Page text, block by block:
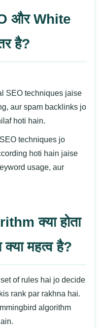
और White
है?
SEO techniques jaise
aur spam backlinks jo
hoti hain.
techniques jo
hoti hain jaise
usage, aur
क्या होता
महत्व है?
of rules hai jo decide
rank par rakhna hai.
algorithm